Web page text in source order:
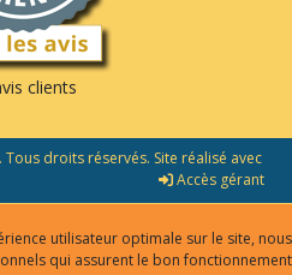
clients
droits réservés. Site réalisé avec
Accès gérant
utilisateur optimale sur le site, nous
qui assurent le bon fonctionnement